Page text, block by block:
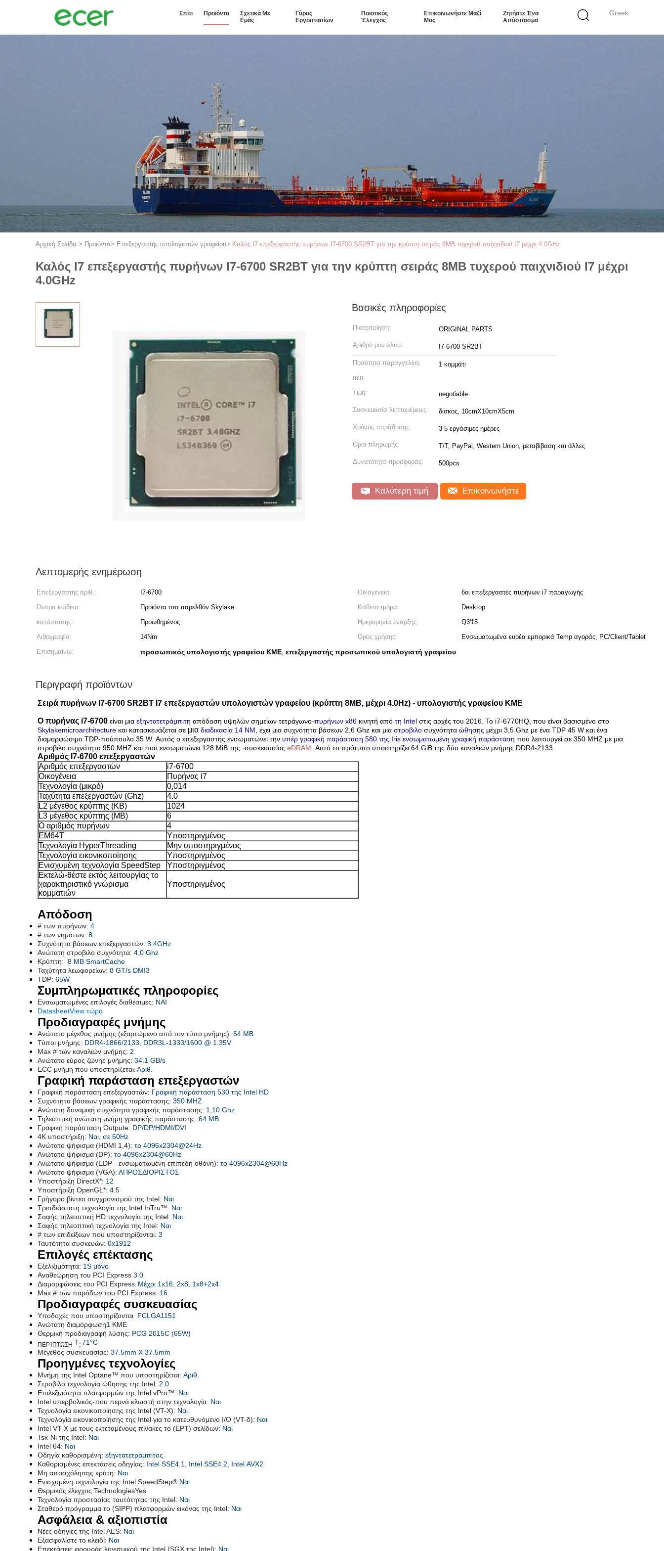
Greek
Σπίτι Προϊόντα
Σχετικά Με
Εμάς
Γύρος
Εργοστασίων
Ποιοτικός
Έλεγχος
Επικοινωνήστε Μαζί
Μας
Ζητήστε Ένα
Απόσπασμα
Αρχική Σελίδα > Προϊόντα> Επεξεργαστής υπολογιστών γραφείου> Καλός I7 επεξεργαστής πυρήνων I7-6700 SR2BT για την κρύπτη σειράς 8MB τυχερού παιχνιδιού I7 μέχρι 4.0GHz
Καλός I7 επεξεργαστής πυρήνων I7-6700 SR2BT για την κρύπτη σειράς 8MB τυχερού παιχνιδιού I7 μέχρι
4.0GHz
Βασικές πληροφορίες
Πιστοποίηση: ORIGINAL PARTS
Αριθμό μοντέλου: I7-6700 SR2BT
Ποσότητα παραγγελίας
min:
1 κομμάτι
Τιμή: negotiable
Συσκευασία λεπτομέρειες: δίσκος, 10cmX10cmX5cm
Χρόνος παράδοσης: 3-5 εργάσιμες ημέρες
Όροι πληρωμής: T/T, PayPal, Western Union, μεταβίβαση και άλλες
Δυνατότητα προσφοράς: 500pcs
Καλύτερη τιμή Επικοινωνήστε
Λεπτομερής ενημέρωση
Επεξεργαστής αριθ.: I7-6700 Οικογένεια:
6οι επεξεργαστές πυρήνων i7 παραγωγής
Όνομα κώδικα:
Προϊόντα στο παρελθόν Skylake Κάθετο τμήμα:
Desktop
κατάστασης:
Προωθημένος Ημερομηνία έναρξης:
Q3'15
Λιθογραφία:
14Nm Όρος χρήσης:
Ενσωματωμένα ευρέα εμπορικά Temp αγοράς, PC/Client/Tablet
Επισημαίνω:
προσωπικός υπολογιστής γραφείου ΚΜΕ, επεξεργαστής προσωπικού υπολογιστή γραφείου
Περιγραφή προϊόντων
Σειρά πυρήνων I7-6700 SR2BT I7 επεξεργαστών υπολογιστών γραφείου (κρύπτη 8MB, μέχρι 4.0Hz) - υπολογιστής γραφείου ΚΜΕ
Ο πυρήνας i7-6700 είναι μια εξηντατετράμπιτη απόδοση υψηλών σημείων τετράγωνο-πυρήνων x86 κινητή από τη Intel στις αρχές του 2016. Το i7-6770HQ, που είναι βασισμένο στο
Skylakemicroarchitecture και κατασκευάζεται σε μια διαδικασία 14 NM , έχει μια συχνότητα βάσεων 2,6 Ghz και μια στροβιλο συχνότητα ώθησης μέχρι 3,5 Ghz με ένα TDP 45 W και ένα
διαμορφώσιμο TDP-πούπουλο 35 W. Αυτός ο επεξεργαστής ενσωματώνει την υπέρ γραφική παράσταση 580 της Iris ενσωματωμένη γραφική παράσταση που λειτουργεί σε 350 MHZ με μια
στροβιλο συχνότητα 950 MHZ και που ενσωματώνει 128 MiB της -συσκευασίας eDRAM . Αυτό το πρότυπο υποστηρίζει 64 GiB της δύο καναλιών μνήμης DDR4-2133.
Αριθμός I7-6700 επεξεργαστών
Αριθμός επεξεργαστών
i7-6700
Οικογένεια
Πυρήνας i7
Τεχνολογία (μικρό)
0,014
Ταχύτητα επεξεργαστών (Ghz)
4.0
L2 μέγεθος κρύπτης (KB)
1024
L3 μέγεθος κρύπτης (ΜΒ)
6
Ο αριθμός πυρήνων
4
EM64T
Υποστηριγμένος
Τεχνολογία HyperThreading
Μην υποστηριγμένος
Τεχνολογία εικονικοποίησης
Υποστηριγμένος
Ενισχυμένη τεχνολογία SpeedStep
Υποστηριγμένος
Εκτελώ-θέστε εκτός λειτουργίας το
χαρακτηριστικό γνώρισμα
κομματιών
Υποστηριγμένος
Απόδοση
# των πυρήνων: 4
# των νημάτων: 8
Συχνότητα βάσεων επεξεργαστών: 3.4GHz
Ανώτατη στροβιλο συχνότητα: 4,0 Ghz
Κρύπτη: 8 ΜΒ SmartCache
Ταχύτητα λεωφορείων: 8 GT/s DMI3
TDP: 65W
Συμπληρωματικές πληροφορίες
Ενσωματωμένες επιλογές διαθέσιμες: ΝΑΙ
DatasheetView τώρα
Προδιαγραφές μνήμης
Ανώτατο μέγεθος μνήμης (εξαρτώμενο από τον τύπο μνήμης): 64 ΜΒ
Τύποι μνήμης: DDR4-1866/2133, DDR3L-1333/1600 @ 1.35V
Max # των καναλιών μνήμης: 2
Ανώτατο εύρος ζώνης μνήμης: 34.1 GB/s
ECC μνήμη που υποστηρίζεται: Αριθ.
Γραφική παράσταση επεξεργαστών
Γραφική παράσταση επεξεργαστών: Γραφική παράσταση 530 της Intel HD
Συχνότητα βάσεων γραφικής παράστασης: 350 MHZ
Ανώτατη δυναμική συχνότητα γραφικής παράστασης: 1,10 Ghz
Τηλεοπτική ανώτατη μνήμη γραφικής παράστασης: 64 ΜΒ
Γραφική παράσταση Outpute: DP/DP/HDMI/DVI
4K υποστήριξη: Ναι, σε 60Hz
Ανώτατο ψήφισμα (HDMI 1,4): το 4096x2304@24Hz
Ανώτατο ψήφισμα (DP): το 4096x2304@60Hz
Ανώτατο ψήφισμα (EDP - ενσωματωμένη επίπεδη οθόνη): το 4096x2304@60Hz
Ανώτατο ψήφισμα (VGA): ΑΠΡΟΣΔΙΟΡΙΣΤΟΣ
Υποστήριξη DirectX*: 12
Υποστήριξη OpenGL*: 4.5
Γρήγορο βίντεο συγχρονισμού της Intel: Ναι
Τρισδιάστατη τεχνολογία της Intel InTru™: Ναι
Σαφής τηλεοπτική HD τεχνολογία της Intel: Ναι
Σαφής τηλεοπτική τεχνολογία της Intel: Ναι
# των επιδείξεων που υποστηρίζονται: 3
Ταυτότητα συσκευών: 0x1912
Επιλογές επέκτασης
Εξελιξιμότητα: 1S μόνο
Αναθεώρηση του PCI Express 3.0
Διαμορφώσεις του PCI Express: Μέχρι 1x16, 2x8, 1x8+2x4
Max # των παρόδων του PCI Express: 16
Προδιαγραφές συσκευασίας
Υποδοχές που υποστηρίζονται FCLGA1151
Ανώτατη διαμόρφωση1 ΚΜΕ
Θερμική προδιαγραφή λύσης: PCG 2015C (65W)
ΠΕΡΊΠΤΩΣΗ Τ: 71°C
Μέγεθος συσκευασίας: 37.5mm X 37.5mm
Προηγμένες τεχνολογίες
Μνήμη της Intel Optane™ που υποστηρίζεται: Αριθ.
Στροβιλο τεχνολογία ώθησης της Intel: 2.0
Επιλεξιμότητα πλατφορμών της Intel vPro™: Ναι
Intel υπερβολικός-που περνά κλωστή στην τεχνολογία Ναι
Τεχνολογία εικονικοποίησης της Intel (VT-Χ): Ναι
Τεχνολογία εικονικοποίησης της Intel για το κατευθυνόμενο I/O (VT-δ): Ναι
Intel VT-Χ με τους εκτεταμένους πίνακες το (EPT) σελίδων: Ναι
Tsx-Νι της Intel: Ναι
Intel 64: Ναι
Οδηγία καθορισμένη: εξηντατετράμπιτος
Καθορισμένες επεκτάσεις οδηγίας: Intel SSE4.1, Intel SSE4.2, Intel AVX2
Μη απασχόλησης κράτη: Ναι
Ενισχυμένη τεχνολογία της Intel SpeedStep® Ναι
Θερμικός έλεγχος TechnologiesYes
Τεχνολογία προστασίας ταυτότητας της Intel: Ναι
Σταθερό πρόγραμμα το (SIPP) πλατφορμών εικόνας της Intel: Ναι
Ασφάλεια & αξιοπιστία
Νέες οδηγίες της Intel AES: Ναι
Εξασφαλίστε το κλειδί: Ναι
Επεκτάσεις φρουράς λογισμικού της Intel (SGX της Intel): Ναι